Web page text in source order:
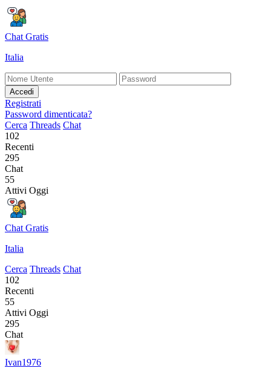
Chat Gratis
Italia
Accedi
Registrati
Password dimenticata?
Cerca Threads Chat
102
Recenti
295
Chat
55
Attivi Oggi
Chat Gratis
Italia
Cerca Threads Chat
102
Recenti
55
Attivi Oggi
295
Chat
Ivan1976